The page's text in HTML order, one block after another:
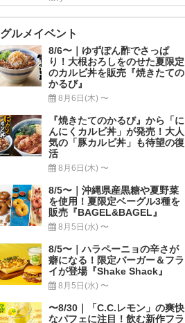
グルメイベント
8/6〜｜ゆずぽん酢でさっぱ
り！大根おろしをのせた夏限定
のカルビ丼を販売『焼きたての
かるび』
8月6日(木) 〜
『焼きたてのかるび』から「に
んにくカルビ丼」が発売！大人
気の「豚カルビ丼」も待望の復
活
8月6日(木) 〜
8/5〜｜沖縄県産黒糖や夏野菜
を使用！夏限定ベーグル3種を
販売『BAGEL&BAGEL』
8月5日(水) 〜
8/5〜｜ハラペーニョの辛さが
癖になる！限定バーガー＆フラ
イが登場『Shake Shack』
8月5日(水) 〜
〜8/30｜「C.C.レモン」の爽快
なパフェに注目！飲む新作フラ